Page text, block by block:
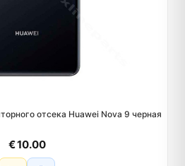
отсека Huawei Nova 9 черная
€ 10.00